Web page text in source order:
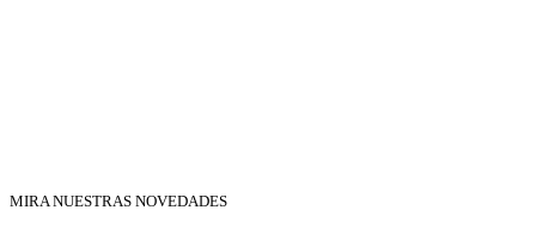
MIRA NUESTRAS NOVEDADES